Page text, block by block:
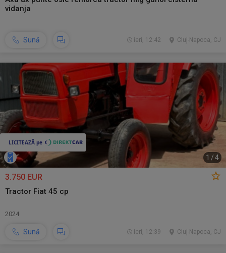
vidanja
Sună Cluj-Napoca, CJ
ieri, 12:42
1 /4
3.750 EUR
Tractor Fiat 45 cp
2024
Sună Cluj-Napoca, CJ
ieri, 12:39